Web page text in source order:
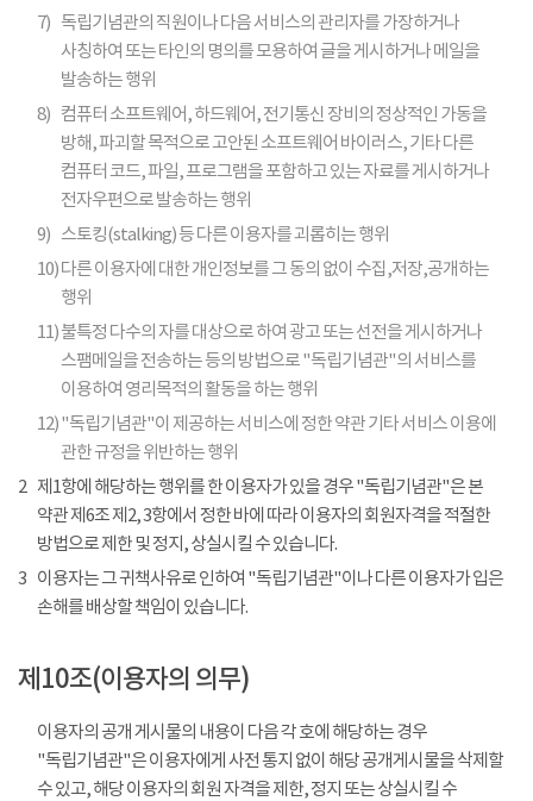
7) 독립기념관의 직원이나 다음 서비스의 관리자를 가장하거나
사칭하여 또는 타인의 명의를 모용하여 글을 게시하거나 메일을
발송하는 행위
8) 컴퓨터 소프트웨어, 하드웨어, 전기통신 장비의 정상적인 가동을
방해, 파괴할 목적으로 고안된 소프트웨어 바이러스, 기타 다른
컴퓨터 코드, 파일, 프로그램을 포함하고 있는 자료를 게시하거나
전자우편으로 발송하는 행위
9) 스토킹(stalking) 등 다른 이용자를 괴롭히는 행위
10)다른 이용자에 대한 개인정보를 그 동의 없이 수집,저장,공개하는
행위
11)불특정 다수의 자를 대상으로 하여 광고 또는 선전을 게시하거나
스팸메일을 전송하는 등의 방법으로 "독립기념관"의 서비스를
이용하여 영리목적의 활동을 하는 행위
12)"독립기념관"이 제공하는 서비스에 정한 약관 기타 서비스 이용에
관한 규정을 위반하는 행위
2 제1항에 해당하는 행위를 한 이용자가 있을 경우 "독립기념관"은 본
약관 제6조 제2, 3항에서 정한 바에 따라 이용자의 회원자격을 적절한
방법으로 제한 및 정지, 상실시킬 수 있습니다.
3 이용자는 그 귀책사유로 인하여 "독립기념관"이나 다른 이용자가 입은
손해를 배상할 책임이 있습니다.
제10조(이용자의 의무)
이용자의 공개 게시물의 내용이 다음 각 호에 해당하는 경우
"독립기념관"은 이용자에게 사전 통지 없이 해당 공개게시물을 삭제할
수 있고, 해당 이용자의 회원 자격을 제한, 정지 또는 상실시킬 수